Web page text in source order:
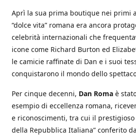
Aprì la sua prima boutique nei primi
“dolce vita” romana era ancora
celebrità internazionali che
icone come Richard Burton ed
le camicie raffinate di Dan e i suoi
conquistarono il mondo dello
Per cinque decenni, Dan Roma è
esempio di eccellenza romana,
e riconoscimenti, tra cui il prestigioso
della Repubblica Italiana” conferito